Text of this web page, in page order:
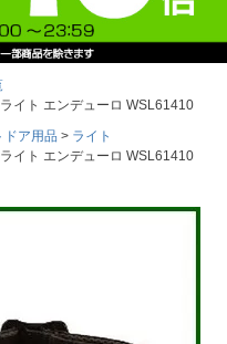
イト エンデューロ WSL61410
ドア用品
ライト
イト エンデューロ WSL61410